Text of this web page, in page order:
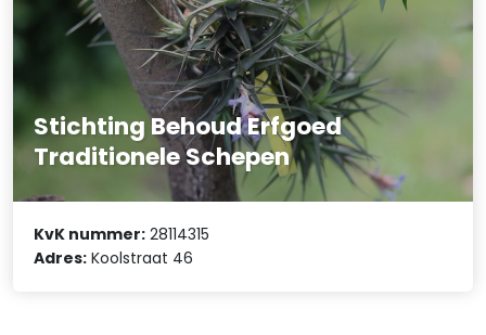
Stichting Behoud Erfgoed
Traditionele Schepen
KvK nummer: 28114315
Adres: Koolstraat 46